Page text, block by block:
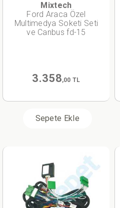
Mixtech
Ford Araca Özel
Multimedya Soketi Seti
ve Canbus fd-15
3.358,00 TL
Sepete Ekle